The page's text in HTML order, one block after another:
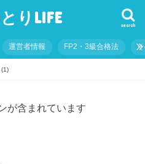
りLIFE search
運営者情報 FP2・3級合格法
が含まれています